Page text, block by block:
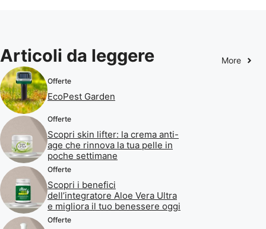
Articoli da leggere More
Offerte
EcoPest Garden
Offerte
Scopri skin lifter: la crema anti-
age che rinnova la tua pelle in
poche settimane
Offerte
Scopri i benefici
dell’integratore Aloe Vera Ultra
e migliora il tuo benessere oggi
Offerte